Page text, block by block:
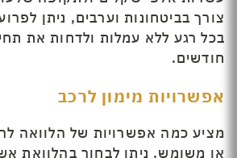
צורך בביטחונות וערבים, ניתן
חודשים.
אפשרויות מימון לרכב
מציע כמה אפשרויות של הלוואה
או משומש. ניתן לבחור בהלוואת